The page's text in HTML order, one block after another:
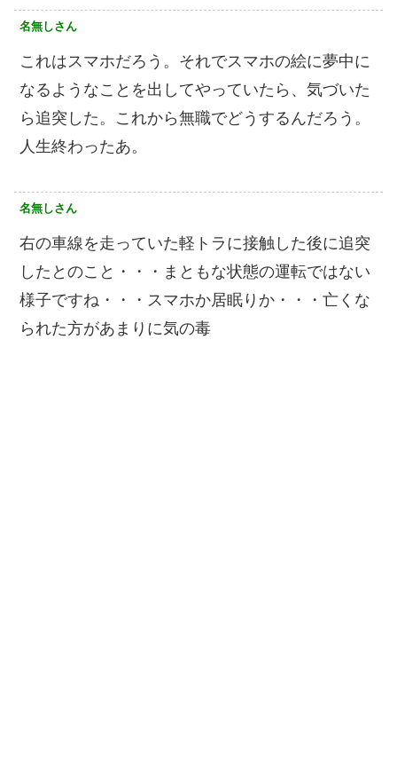
名無しさん
これはスマホだろう。それでスマホの絵に夢中に
なるようなことを出してやっていたら、気づいた
ら追突した。これから無職でどうするんだろう。
人生終わったあ。
名無しさん
右の車線を走っていた軽トラに接触した後に追突
したとのこと・・・まともな状態の運転ではない
様子ですね・・・スマホか居眠りか・・・亡くな
られた方があまりに気の毒